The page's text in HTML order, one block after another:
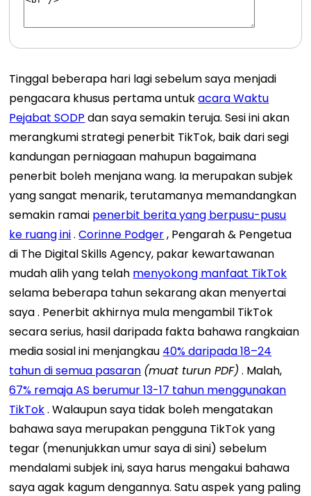
Tinggal beberapa hari lagi sebelum saya menjadi
pengacara khusus pertama untukacara Waktu
Pejabat SODP dan saya semakin teruja. Sesi ini akan
merangkumi strategi penerbit TikTok, baik dari segi
kandungan perniagaan mahupun bagaimana
penerbit boleh menjana wang. Ia merupakan subjek
yang sangat menarik, terutamanya memandangkan
semakin ramai penerbit berita yang berpusu-pusu
ke ruang ini. Corinne Podger, Pengarah & Pengetua
di The Digital Skills Agency, pakar kewartawanan
mudah alih yang telah menyokong manfaat TikTok
selama beberapa tahun sekarangakan menyertai
saya. Penerbit akhirnya mula mengambil TikTok
secara serius, hasil daripada fakta bahawa rangkaian
media sosial ini menjangkau 40% daripada 18–24
tahun di semua pasaran (muat turun PDF) . Malah,
67% remaja AS berumur 13-17 tahun menggunakan
TikTok. Walaupun saya tidak boleh mengatakan
bahawa saya merupakan pengguna TikTok yang
tegar (menunjukkan umur saya di sini) sebelum
mendalami subjek ini, saya harus mengakui bahawa
saya agak kagum dengannya. Satu aspek yang paling